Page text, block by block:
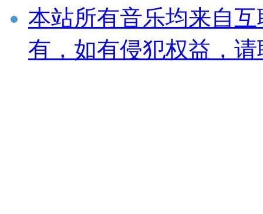
本站所有音乐均来自
有，如有侵犯权益，